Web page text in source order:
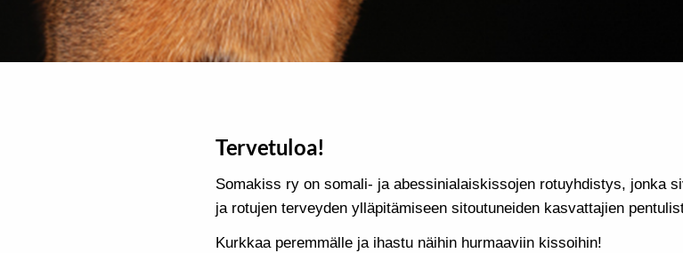
Tervetuloa!
Somakiss ry on somali- ja abessinialaiskissojen rotuyhdistys, jonka
ja rotujen terveyden ylläpitämiseen sitoutuneiden kasvattajien
Kurkkaa peremmälle ja ihastu näihin hurmaaviin kissoihin!